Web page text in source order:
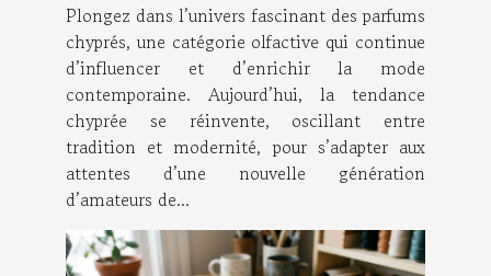
Plongez dans l’univers fascinant des parfums
chyprés, une catégorie olfactive qui continue
d’influencer et d’enrichir la mode
contemporaine. Aujourd’hui, la tendance
chyprée se réinvente, oscillant entre
tradition et modernité, pour s’adapter aux
attentes d’une nouvelle génération
d’amateurs de...